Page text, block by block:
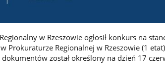
w Rzeszowie ogłosił konkurs na
Prokuraturze Regionalnej w Rzeszowie (1
został określony na dzień 17